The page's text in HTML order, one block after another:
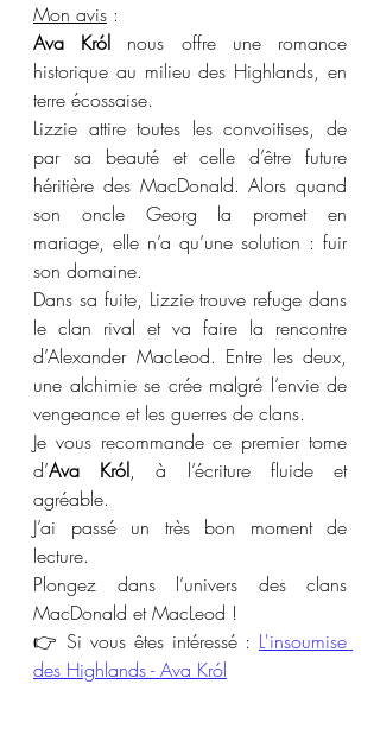
Mon avis :
Ava Król nous offre une romance
historique au milieu des Highlands, en
terre écossaise.
Lizzie attire toutes les convoitises, de
par sa beauté et celle d’être future
héritière des MacDonald. Alors quand
son oncle Georg la promet en
mariage, elle n’a qu’une solution : fuir
son domaine.
Dans sa fuite, Lizzie trouve refuge dans
le clan rival et va faire la rencontre
d’Alexander MacLeod. Entre les deux,
une alchimie se crée malgré l’envie de
vengeance et les guerres de clans.
Je vous recommande ce premier tome
d’Ava Król, à l’écriture fluide et
agréable.
J’ai passé un très bon moment de
lecture.
Plongez dans l’univers des clans
MacDonald et MacLeod !
👉 Si vous êtes intéressé : L'insoumise
des Highlands - Ava Król